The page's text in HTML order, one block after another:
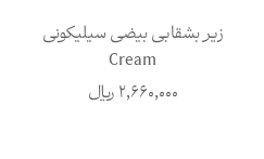
زیر بشقابی بیضی سیلیکونی
Cream
2,660,000ریال